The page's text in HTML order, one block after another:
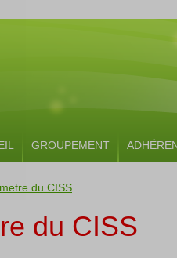
GROUPEMENT
du CISS
du CISS